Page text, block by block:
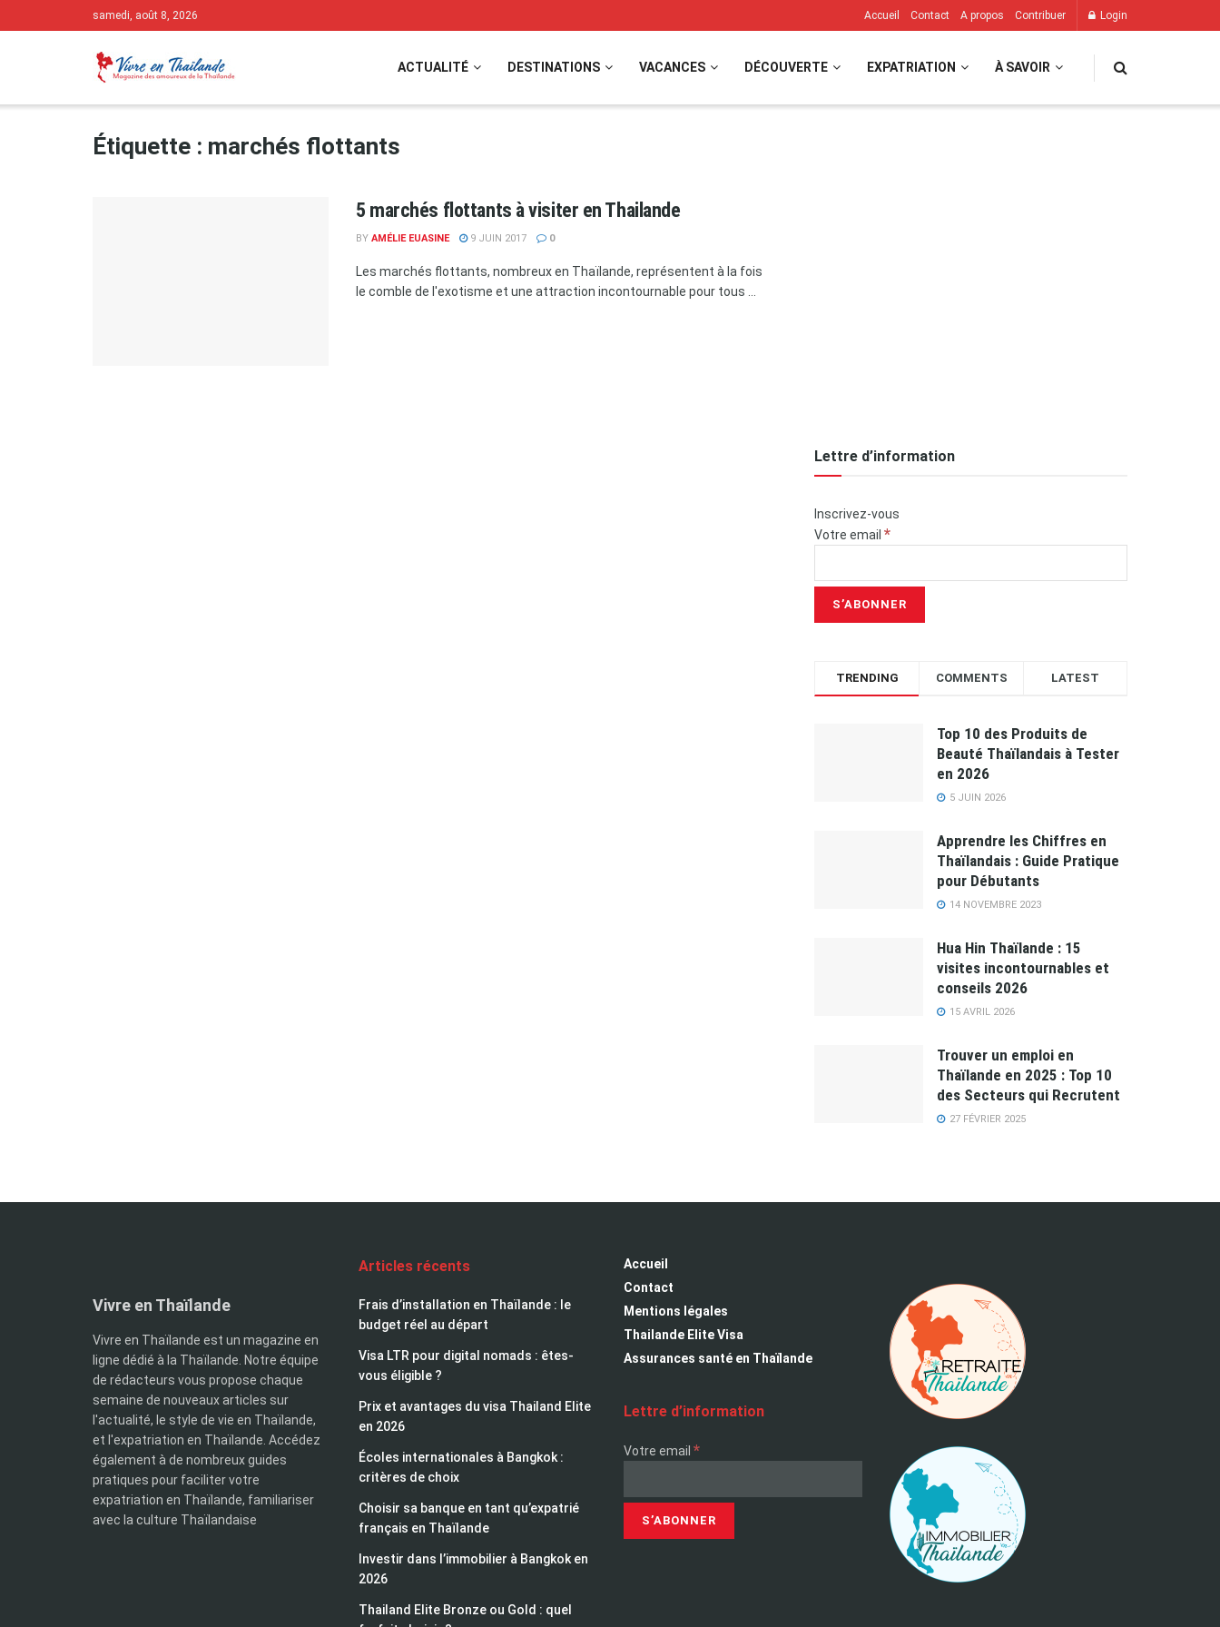
samedi, août 8, 2026 Accueil Contact A propos Contribuer Login
ACTUALITÉ DESTINATIONS VACANCES DÉCOUVERTE EXPATRIATION À SAVOIR
Étiquette : marchés flottants
5 marchés flottants à visiter en Thailande
BY AMÉLIE EUASINE 9 JUIN 2017 0
Les marchés flottants, nombreux en Thaïlande, représentent à la fois
le comble de l'exotisme et une attraction incontournable pour tous ...
Lettre d’information
Inscrivez-vous
Votre email *
TRENDING COMMENTS LATEST
Top 10 des Produits de
Beauté Thaïlandais à Tester
en 2026
5 JUIN 2026
Apprendre les Chiffres en
Thaïlandais : Guide Pratique
pour Débutants
14 NOVEMBRE 2023
Hua Hin Thaïlande : 15
visites incontournables et
conseils 2026
15 AVRIL 2026
Trouver un emploi en
Thaïlande en 2025 : Top 10
des Secteurs qui Recrutent
27 FÉVRIER 2025
Vivre en Thaïlande
Vivre en Thaïlande est un magazine en
ligne dédié à la Thaïlande. Notre équipe
de rédacteurs vous propose chaque
semaine de nouveaux articles sur
l'actualité, le style de vie en Thaïlande,
et l'expatriation en Thaïlande. Accédez
également à de nombreux guides
pratiques pour faciliter votre
expatriation en Thaïlande, familiariser
avec la culture Thaïlandaise
Articles récents
Frais d’installation en Thaïlande : le
budget réel au départ
Visa LTR pour digital nomads : êtes-
vous éligible ?
Prix et avantages du visa Thailand Elite
en 2026
Écoles internationales à Bangkok :
critères de choix
Choisir sa banque en tant qu’expatrié
français en Thaïlande
Investir dans l’immobilier à Bangkok en
2026
Thailand Elite Bronze ou Gold : quel
Accueil
Contact
Mentions légales
Thailande Elite Visa
Assurances santé en Thaïlande
Lettre d’information
Votre email *